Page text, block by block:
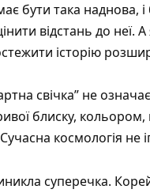
бути така наднова,
відстань до неї.
історію
свічка” не
блиску, кольором,
космологія не
суперечка.